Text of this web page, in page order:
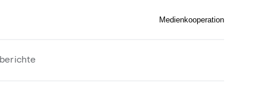
Medienkooperation